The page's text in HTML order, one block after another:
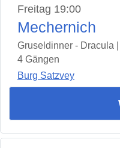
Freitag 19:00
Mechernich
Gruseldinner - Dracula
4 Gängen
Burg Satzvey